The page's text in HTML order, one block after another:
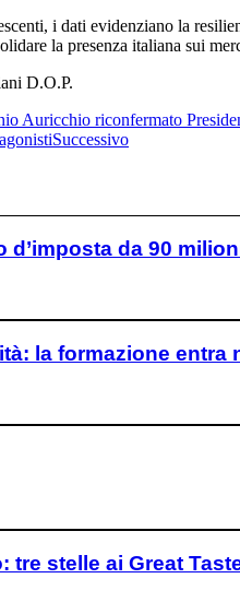
i dati evidenziano la
la presenza italiana sui
D.O.P.
Auricchio riconfermato
Successivo
da 90
la formazione entra
stelle ai Great